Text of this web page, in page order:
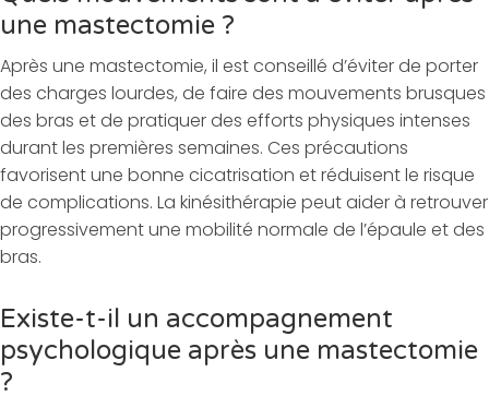
une mastectomie ?
Après une mastectomie, il est conseillé d’éviter de porter
des charges lourdes, de faire des mouvements brusques
des bras et de pratiquer des efforts physiques intenses
durant les premières semaines. Ces précautions
favorisent une bonne cicatrisation et réduisent le risque
de complications. La kinésithérapie peut aider à retrouver
progressivement une mobilité normale de l’épaule et des
bras.
Existe-t-il un accompagnement
psychologique après une mastectomie
?